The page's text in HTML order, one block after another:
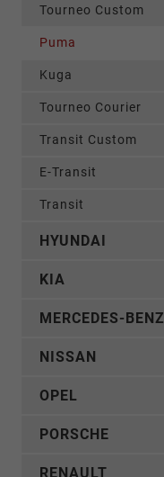
Tourneo Custom
Puma
Kuga
Tourneo Courier
Transit Custom
E-Transit
Transit
HYUNDAI
KIA
MERCEDES-BENZ
NISSAN
OPEL
PORSCHE
RENAULT